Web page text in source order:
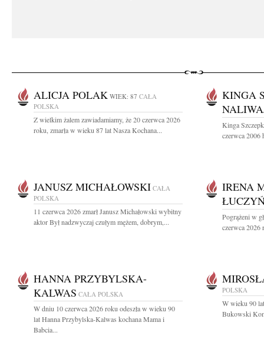
ALICJA POLAK WIEK: 87 CAŁA
POLSKA
Z wielkim żalem zawiadamiamy, że 20 czerwca 2026
roku, zmarła w wieku 87 lat Nasza Kochana...
KINGA
Kinga
czerwca 2006
JANUSZ MICHAŁOWSKI CAŁA
POLSKA
11 czerwca 2026 zmarł Janusz Michałowski wybitny
aktor Był nadzwyczaj czułym mężem, dobrym,...
IRENA
Pogrążeni w
czerwca 2026
HANNA PRZYBYLSKA-
KALWAS CAŁA POLSKA
W dniu 10 czerwca 2026 roku odeszła w wieku 90
lat Hanna Przybylska-Kalwas kochana Mama i
Babcia...
POLSKA
W wieku 90
Bukowski